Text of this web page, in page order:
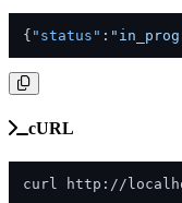
{ "status" :
cURL
curl http://